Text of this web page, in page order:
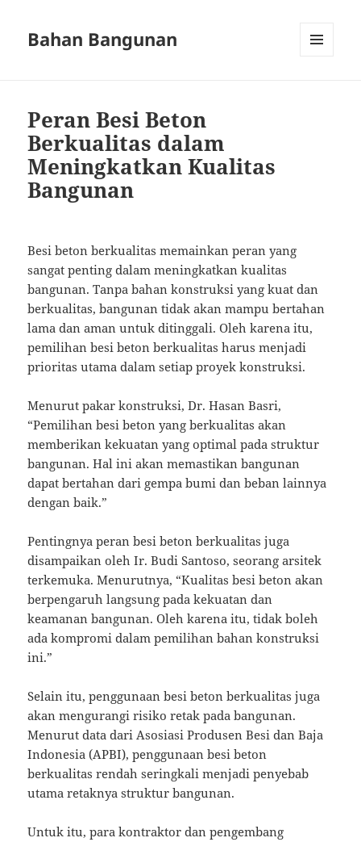
Bahan Bangunan
Peran Besi Beton
Berkualitas dalam
Meningkatkan Kualitas
Bangunan
Besi beton berkualitas memainkan peran yang
sangat penting dalam meningkatkan kualitas
bangunan. Tanpa bahan konstruksi yang kuat dan
berkualitas, bangunan tidak akan mampu bertahan
lama dan aman untuk ditinggali. Oleh karena itu,
pemilihan besi beton berkualitas harus menjadi
prioritas utama dalam setiap proyek konstruksi.
Menurut pakar konstruksi, Dr. Hasan Basri,
“Pemilihan besi beton yang berkualitas akan
memberikan kekuatan yang optimal pada struktur
bangunan. Hal ini akan memastikan bangunan
dapat bertahan dari gempa bumi dan beban lainnya
dengan baik.”
Pentingnya peran besi beton berkualitas juga
disampaikan oleh Ir. Budi Santoso, seorang arsitek
terkemuka. Menurutnya, “Kualitas besi beton akan
berpengaruh langsung pada kekuatan dan
keamanan bangunan. Oleh karena itu, tidak boleh
ada kompromi dalam pemilihan bahan konstruksi
ini.”
Selain itu, penggunaan besi beton berkualitas juga
akan mengurangi risiko retak pada bangunan.
Menurut data dari Asosiasi Produsen Besi dan Baja
Indonesia (APBI), penggunaan besi beton
berkualitas rendah seringkali menjadi penyebab
utama retaknya struktur bangunan.
Untuk itu, para kontraktor dan pengembang